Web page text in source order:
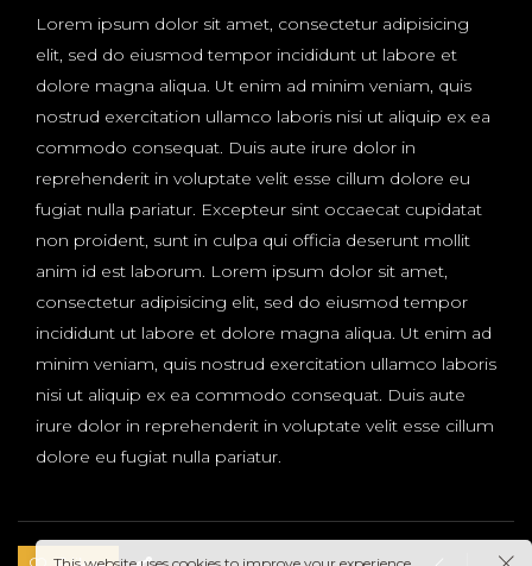
Lorem ipsum dolor sit amet, consectetur adipisicing
elit, sed do eiusmod tempor incididunt ut labore et
dolore magna aliqua. Ut enim ad minim veniam, quis
nostrud exercitation ullamco laboris nisi ut aliquip ex ea
commodo consequat. Duis aute irure dolor in
reprehenderit in voluptate velit esse cillum dolore eu
fugiat nulla pariatur. Excepteur sint occaecat cupidatat
non proident, sunt in culpa qui officia deserunt mollit
anim id est laborum. Lorem ipsum dolor sit amet,
consectetur adipisicing elit, sed do eiusmod tempor
incididunt ut labore et dolore magna aliqua. Ut enim ad
minim veniam, quis nostrud exercitation ullamco laboris
nisi ut aliquip ex ea commodo consequat. Duis aute
irure dolor in reprehenderit in voluptate velit esse cillum
dolore eu fugiat nulla pariatur.